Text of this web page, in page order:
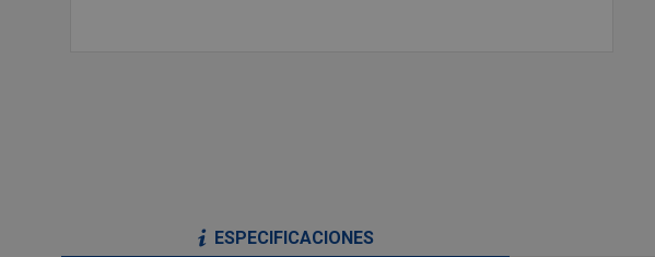
ESPECIFICACIONES